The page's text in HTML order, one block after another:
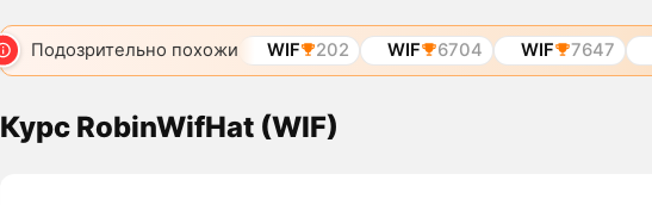
Подозрительно похожи WIF 202 WIF 6704 WIF 7647
Курс RobinWifHat (WIF)